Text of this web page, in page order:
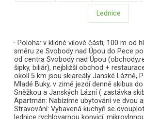
Lednice
· Poloha: v klidné vilové části, 100 m od
směru ze Svobody nad Úpou do Pece
od centra Svobody nad Úpou
šipky, biliár), nejbližší obchod +
okolí 5 km jsou skiareály Janské Lázně,
Mladé Buky, v zimě jezdí denně skibus
Sněžkou a Janských Lázní ( zastávka
Apartmán: Nabízíme ubytování ve dvou
Stravování: Vybavená kuchyň se
lednice rychlovarnou konvicí,